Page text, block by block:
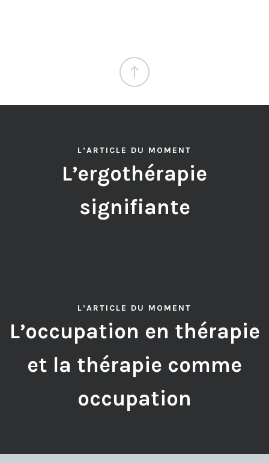
L’ARTICLE DU MOMENT
L’ergothérapie
signifiante
L’ARTICLE DU MOMENT
L’occupation en thérapie
et la thérapie comme
occupation